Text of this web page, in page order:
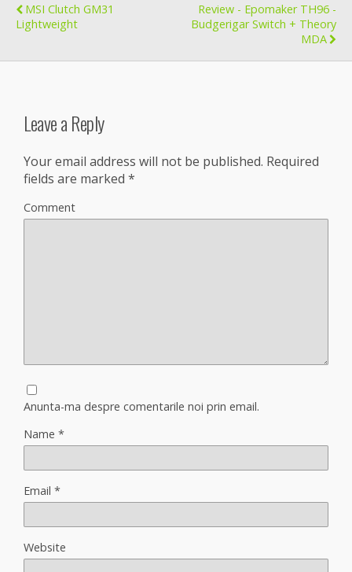
MSI Clutch GM31
Lightweight
Review - Epomaker TH96 -
Budgerigar Switch + Theory
MDA
Leave a Reply
Your email address will not be published. Required
fields are marked *
Comment
Anunta-ma despre comentarile noi prin email.
Name *
Email *
Website